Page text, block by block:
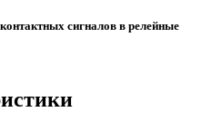
сигналов в релейные